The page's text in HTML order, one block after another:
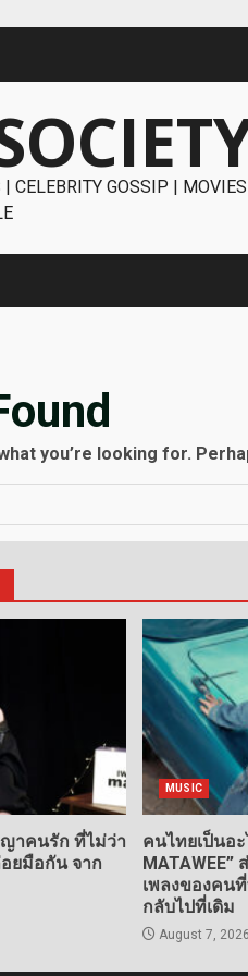
| CELEBRITY GOSSIP |
you’re looking for.
าคนรัก ที่ไม่ว่า
ยมือกัน จาก
MUSIC
คนไทยเป็นอะ
MATAWEE”
เพลงของคน
กลับไปที่เดิม
August 7, 2026